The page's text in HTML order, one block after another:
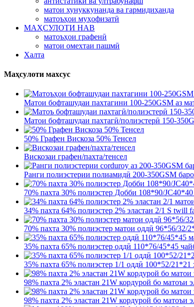
матои хунуккунанда ва гармидиҳанда
матоъҳои муҳофизатӣ
МАҲСУЛОТИ НАВ
матоъҳои графенӣ
матои омехтаи пашмӣ
Халта
Маҳсулоти махсус
Матои бофташудаи пахтагини 100-250GSM аз
Матои бофташудаи пахтагӣ/полиэстерӣ 150-
50% Графен Вискоза 50% Тенсел
Вискозаи графен/пахта/тенсел
Ранги полиэстерии полиамидӣ 200-350GSM
70% пахта 30% полиэстер Добби 108*90/
34% пахта 64% полиэстер 2% эластан 2/1 S twill
70% пахта 30% полиэстер матои оддӣ 96*56/32/
35% пахта 65% полиэстер оддӣ 110*76/45*45
35% пахта 65% полиэстер 1/1 оддӣ 100*52/21*21
98% пахта 2% эластан 21W кордурой бо матоъи
98% пахта 2% эластан 21W кордурой бо матоъи